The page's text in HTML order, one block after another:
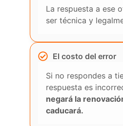
La respuesta a ese
ser técnica y
El costo del error
Si no respondes a
respuesta es
negará la
caducará.